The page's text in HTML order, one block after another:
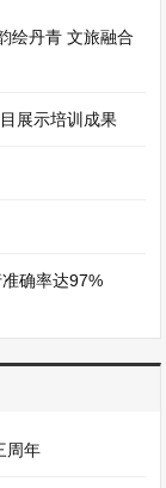
绘丹青 文旅融合
展示培训成果
确率达97%
周年